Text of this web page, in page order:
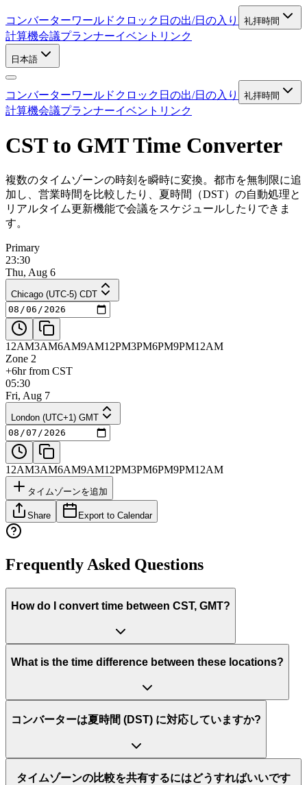
コンバーターワールドクロック 日の出/日の入り 礼拝時間
計算機会議プランナーイベントリンク
日本語
コンバーターワールドクロック 日の出/日の入り 礼拝時間
計算機会議プランナーイベントリンク
CST to GMT Time Converter
複数のタイムゾーンの時刻を瞬時に変換。都市を無制限に追
加し、営業時間を比較したり、夏時間（DST）の自動処理と
リアルタイム更新機能で会議をスケジュールしたりできま
す。
Primary
23:30
Thu, Aug 6
Chicago (UTC-5) CDT
12AM3AM6AM9AM12PM3PM6PM9PM12AM
Zone 2
+6hr from CST
05:30
Fri, Aug 7
London (UTC+1) GMT
12AM3AM6AM9AM12PM3PM6PM9PM12AM
タイムゾーンを追加
Share Export to Calendar
Frequently Asked Questions
How do I convert time between CST, GMT?
What is the time difference between these locations?
コンバーターは夏時間 (DST) に対応していますか?
タイムゾーンの比較を共有するにはどうすればいいです